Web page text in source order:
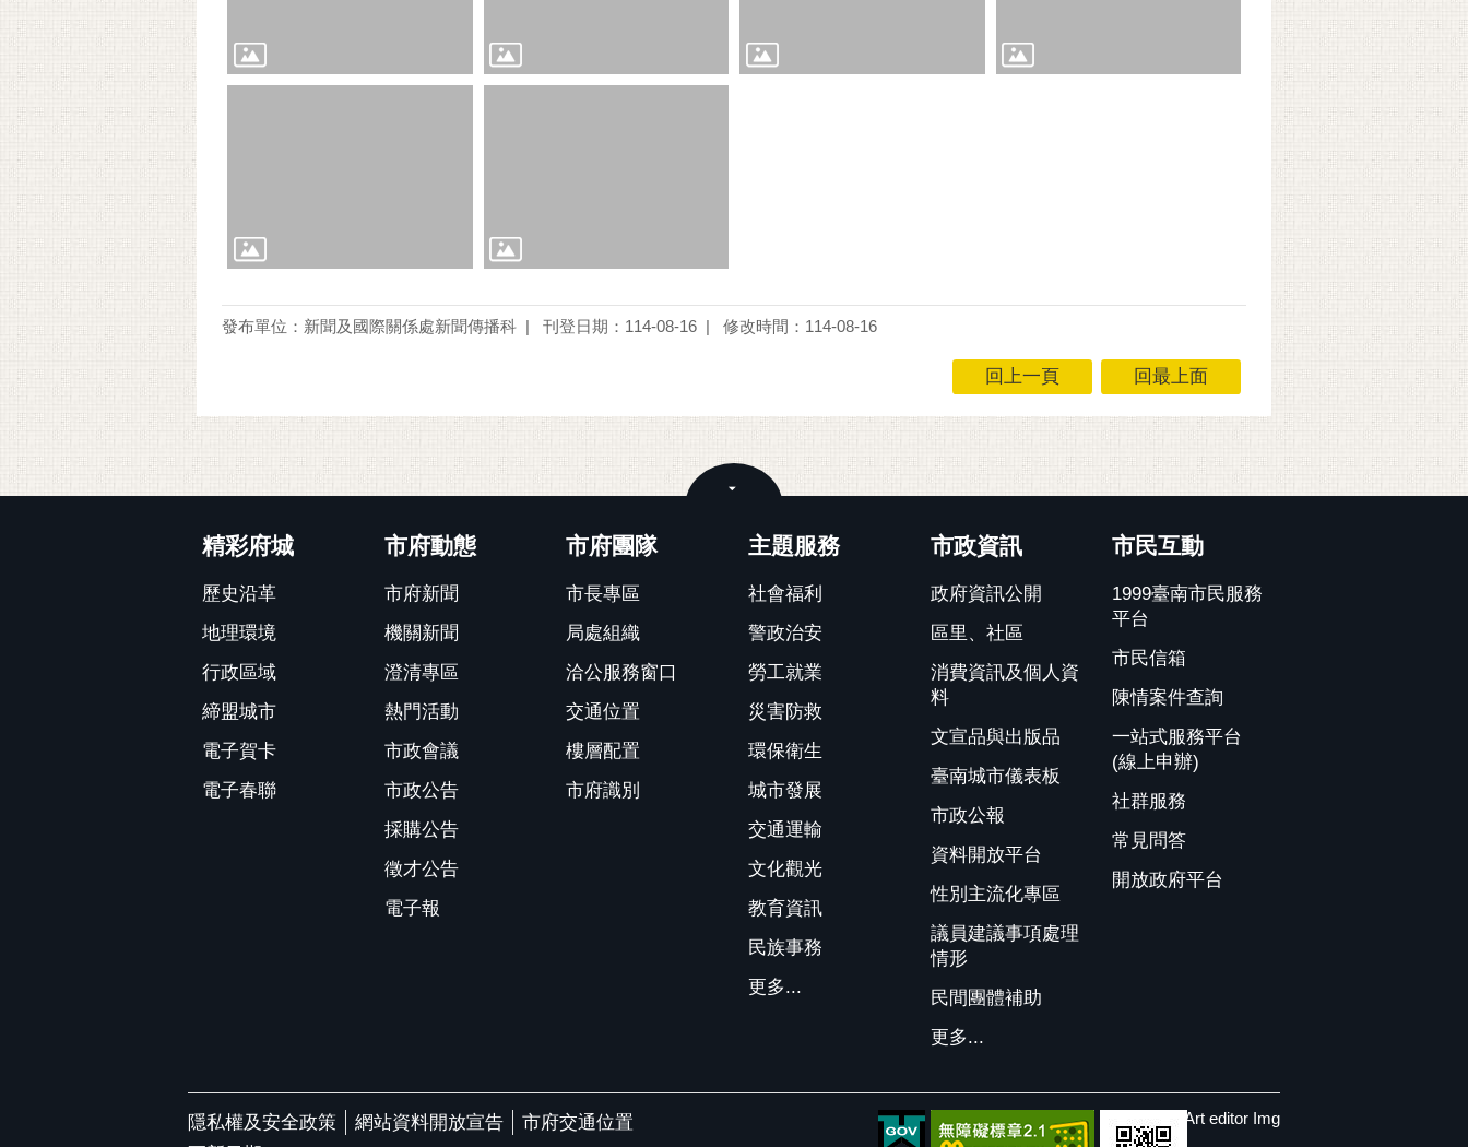
發布單位：新聞及國際關係處新聞傳播科 刊登日期：114-08-16 修改時間：114-08-16
回上一頁 回最上面
精彩府城
歷史沿革
地理環境
行政區域
締盟城市
電子賀卡
電子春聯
市府動態
市府新聞
機關新聞
澄清專區
熱門活動
市政會議
市政公告
採購公告
徵才公告
電子報
市府團隊
市長專區
局處組織
洽公服務窗口
交通位置
樓層配置
市府識別
主題服務
社會福利
警政治安
勞工就業
災害防救
環保衛生
城市發展
交通運輸
文化觀光
教育資訊
民族事務
更多...
市政資訊
政府資訊公開
區里、社區
消費資訊及個人資
料
文宣品與出版品
臺南城市儀表板
市政公報
資料開放平台
性別主流化專區
議員建議事項處理
情形
民間團體補助
更多...
市民互動
1999臺南市民服務
平台
市民信箱
陳情案件查詢
一站式服務平台
(線上申辦)
社群服務
常見問答
開放政府平台
隱私權及安全政策 網站資料開放宣告
市府交通位置